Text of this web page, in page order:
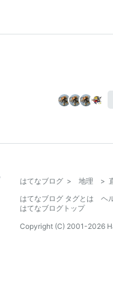
はてなブログ > 地理 >
はてなブログ タグとは
ヘ
はてなブログトップ
Copyright (C) 2001-2026